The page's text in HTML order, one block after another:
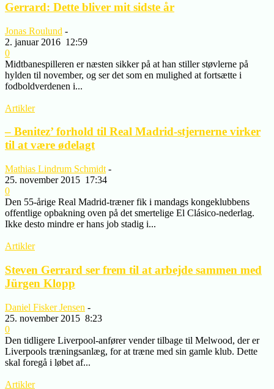
Gerrard: Dette bliver mit sidste år
Jonas Roulund -
2. januar 2016 12:59
0
Midtbanespilleren er næsten sikker på at han stiller støvlerne på
hylden til november, og ser det som en mulighed at fortsætte i
fodboldverdenen i...
Artikler
– Benitez’ forhold til Real Madrid-stjernerne virker
til at være ødelagt
Mathias Lindrum Schmidt -
25. november 2015 17:34
0
Den 55-årige Real Madrid-træner fik i mandags kongeklubbens
offentlige opbakning oven på det smertelige El Clásico-nederlag.
Ikke desto mindre er hans job stadig i...
Artikler
Steven Gerrard ser frem til at arbejde sammen med
Jürgen Klopp
Daniel Fisker Jensen -
25. november 2015 8:23
0
Den tidligere Liverpool-anfører vender tilbage til Melwood, der er
Liverpools træningsanlæg, for at træne med sin gamle klub. Dette
skal foregå i løbet af...
Artikler